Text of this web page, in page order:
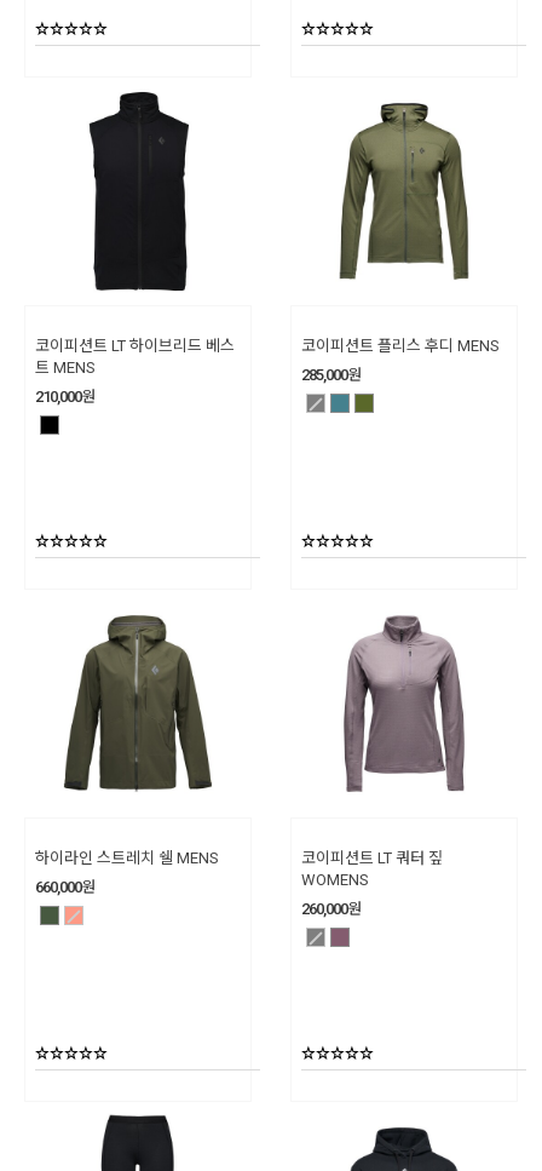
코이피션트 LT 하이브리드 베스
트 MENS
210,000원
코이피션트 플리스 후디 MENS
285,000원
하이라인 스트레치 쉘 MENS
660,000원
코이피션트 LT 쿼터 짚
WOMENS
260,000원